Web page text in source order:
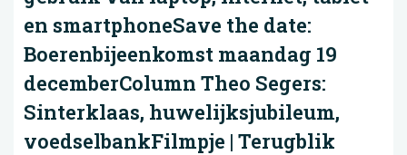
en smartphoneSave the date:
Boerenbijeenkomst maandag 19
decemberColumn Theo Segers:
Sinterklaas, huwelijksjubileum,
voedselbankFilmpje | Terugblik